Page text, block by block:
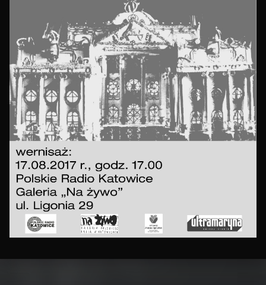
Skip back to main navigation